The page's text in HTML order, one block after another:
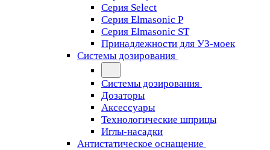
Серия Select
Серия Elmasonic P
Серия Elmasonic ST
Принадлежности для УЗ-моек
Системы дозирования
Системы дозирования
Дозаторы
Аксессуары
Технологические шприцы
Иглы-насадки
Антистатическое оснащение